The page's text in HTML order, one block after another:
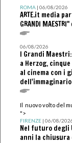
ROMA| 06/08/2026
ARTE.it media
GRANDI
06/08/2026
I Grandi
a Herzog,
al cinema con i
dell'immaginario
Il nuovo volto del
">
FIRENZE| 06/08/
Nel futuro degli
anni la chiusura